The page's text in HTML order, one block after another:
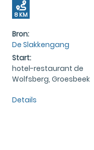
8 KM
Bron:
De Slakkengang
Start:
hotel-restaurant de
Wolfsberg, Groesbeek
Details